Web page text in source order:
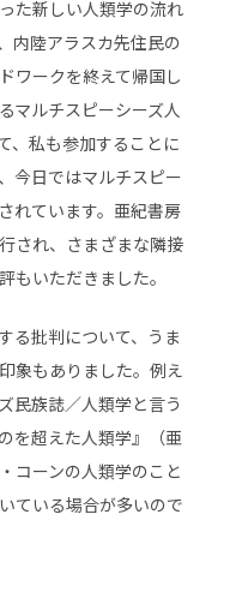
た新しい人類学の流れ
内陸アラスカ先住民の
ワークを終えて帰国し
マルチスピーシーズ人
、私も参加することに
今日ではマルチスピー
れています。亜紀書房
され、さまざまな隣接
もいただきました。
る批判について、うま
象もありました。例え
民族誌／人類学と言う
を超えた人類学』（亜
コーンの人類学のこと
ている場合が多いので